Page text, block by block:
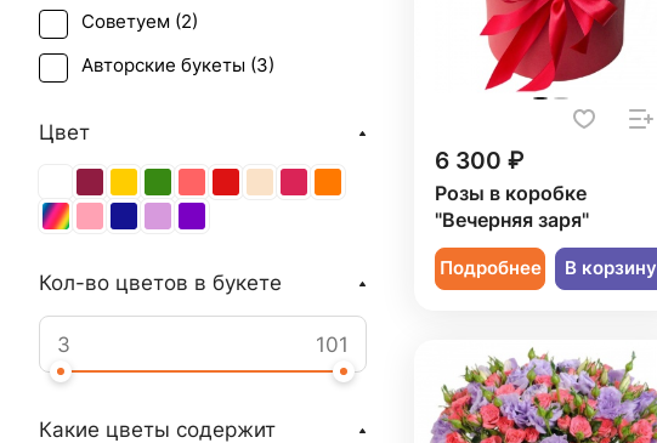
6 300 ₽
Розы в коробке
"Вечерняя заря"
Подробнее В корзину
Советуем (2)
Авторские букеты (3)
Цвет
Кол-во цветов в букете
Какие цветы содержит